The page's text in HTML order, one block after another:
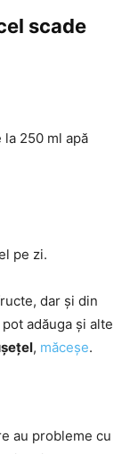
scade
250 ml apă
pe zi.
dar și din
adăuga și alte
, măceșe.
au probleme cu